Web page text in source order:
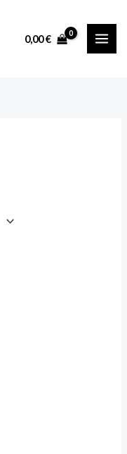
0,00€